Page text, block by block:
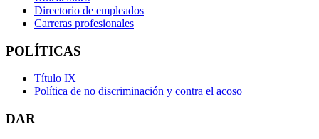
Directorio de empleados
Carreras profesionales
POLÍTICAS
Título IX
Política de no discriminación y contra el acoso
DAR